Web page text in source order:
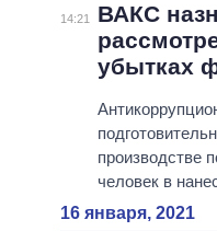
14:21
ВАКС
убытках
производстве
человек в
16 января, 2021